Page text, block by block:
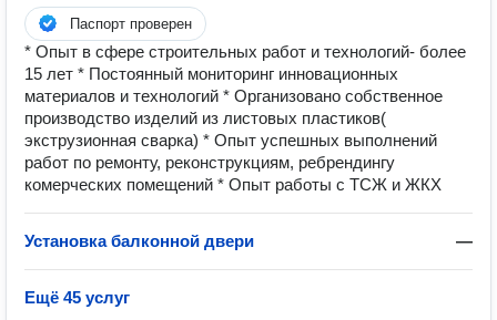
Паспорт проверен
* Опыт в сфере строительных работ и технологий- более
15 лет * Постоянный мониторинг инновационных
материалов и технологий * Организовано собственное
производство изделий из листовых пластиков(
экструзионная сварка) * Опыт успешных выполнений
работ по ремонту, реконструкциям, ребрендингу
комерческих помещений * Опыт работы с ТСЖ и ЖКХ
Установка балконной двери —
Ещё 45 услуг